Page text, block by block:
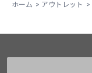
ホーム > アウトレット >